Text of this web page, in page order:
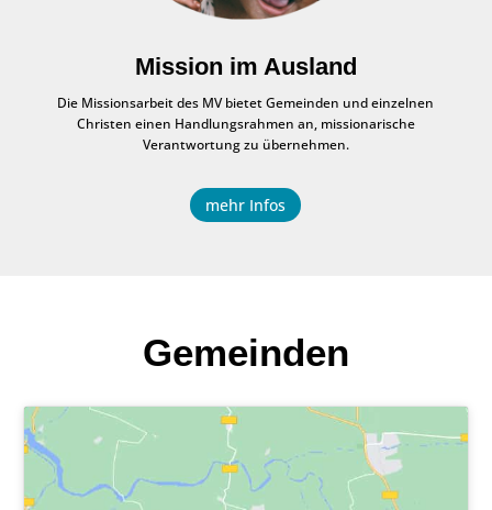
Mission im Ausland
Die Missionsarbeit des MV bietet Gemeinden und einzelnen
Christen einen Handlungsrahmen an, missionarische
Verantwortung zu übernehmen.
mehr Infos
Gemeinden